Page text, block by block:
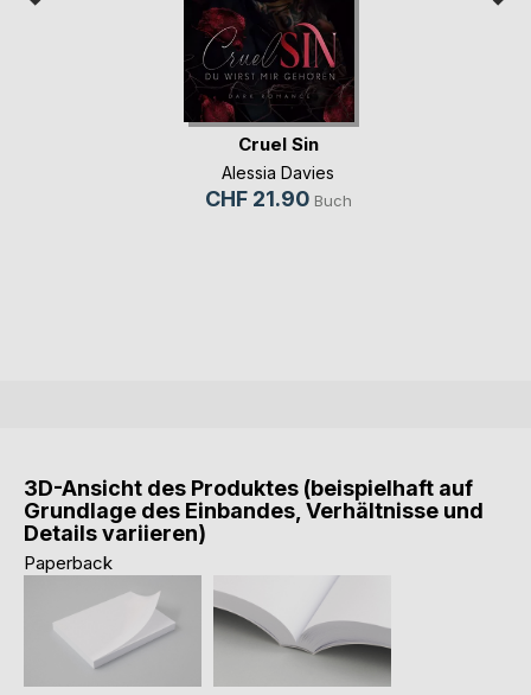
Cruel Sin
Alessia Davies
CHF 21.90 Buch
3D-Ansicht des Produktes (beispielhaft auf
Grundlage des Einbandes, Verhältnisse und
Details variieren)
Paperback